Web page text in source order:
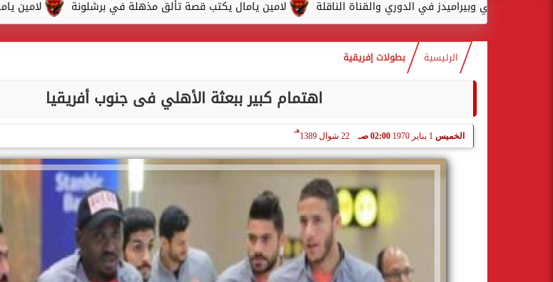
لامين يامال يكتب لامين يامال يكتب قصة تألق مذهلة في برشلونة وبيراميدز في الدوري والقناة الناقلة
الرئيسية بطولات إفريقية
اهتمام كبير ببعثة الأهلي فى جنوب أفريقيا
الخميس 02:00 صـ 22 شوال 1389
هـ